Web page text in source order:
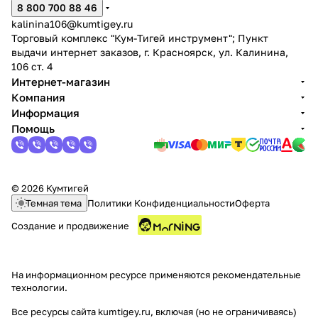
8 800 700 88 46
kalinina106@kumtigey.ru
Торговый комплекс "Кум-Тигей инструмент"; Пункт
выдачи интернет заказов, г. Красноярск, ул. Калинина,
106 ст. 4
Интернет-магазин
Компания
Информация
Помощь
© 2026 Кумтигей
Темная тема Политики КонфиденциальностиОферта
Создание и продвижение
На информационном ресурсе применяются рекомендательные
технологии.
Все ресурсы сайта kumtigey.ru, включая (но не ограничиваясь)